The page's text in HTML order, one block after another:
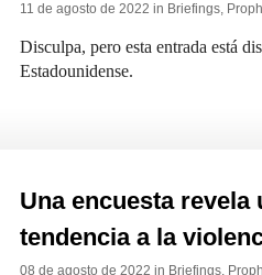
11 de agosto de 2022 in Briefings,
Disculpa, pero esta entrada está
Estadounidense.
Una encuesta revela
tendencia a la
08 de agosto de 2022 in Briefings,